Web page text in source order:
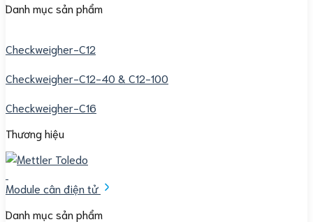
Danh mục sản phẩm
Checkweigher-C12
Checkweigher-C12-40 & C12-100
Checkweigher-C16
Thương hiệu
Module cân điện tử
Danh mục sản phẩm